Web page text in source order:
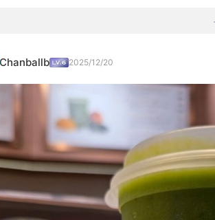
Chanballb 2025/12/20